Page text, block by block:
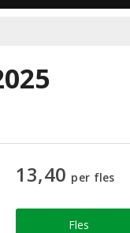
13,40 per fles
Fles